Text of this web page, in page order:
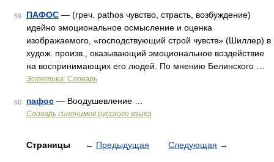
59 ПАФОС — (греч. pathos чувство, страсть, возбуждение)
идейно эмоциональное осмысление и оценка
изображаемого, «господствующий строй чувств» (Шиллер) в
худож. произв., оказывающий эмоциональное воздействие
на воспринимающих его людей. По мнению Белинского …
Эстетика: Словарь
60 пафос — Воодушевление …
Словарь синонимов русского языка
Страницы ← Предыдущая Следующая →